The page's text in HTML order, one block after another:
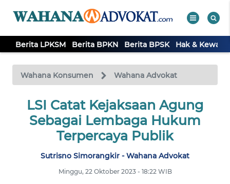
Berita LPKSM Berita BPKN Berita BPSK Hak &
Wahana Konsumen Wahana Advokat
LSI Catat Kejaksaan Agung
Sebagai Lembaga Hukum
Terpercaya Publik
Sutrisno Simorangkir - Wahana Advokat
Minggu, 22 Oktober 2023 - 18:22 WIB
TV
Tutup
BERITA
LPKSM